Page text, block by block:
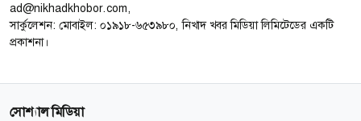
ad@nikhadkhobor.com,
সার্কুলেশন: মোবাইল: ০১৯১৮-৬৫৩৯৮০, নিখাদ খবর মিডিয়া লিমিটেডের একটি
প্রকাশনা।
সোশ্যাল মিডিয়া